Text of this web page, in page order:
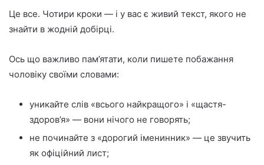
Це все. Чотири кроки — і у вас є живий текст, якого не
знайти в жодній добірці.
Ось що важливо пам’ятати, коли пишете побажання
чоловіку своїми словами:
уникайте слів «всього найкращого» і «щастя-
здоров’я» — вони нічого не говорять;
не починайте з «дорогий іменинник» — це звучить
як офіційний лист;